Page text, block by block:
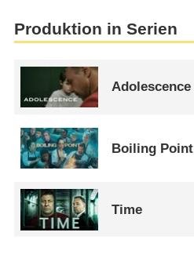
Produktion in Serien
Adolescence
Boiling Point
Time